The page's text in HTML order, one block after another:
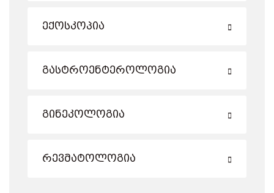
Ექოსკოპია
Გასტროენტეროლოგია
Გინეკოლოგია
Რევმატოლოგია